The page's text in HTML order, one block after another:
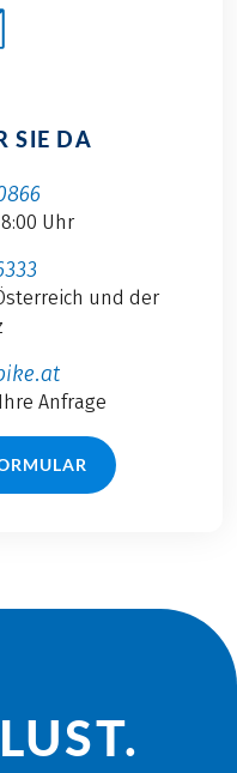
SIE DA
Uhr
und der
Anfrage